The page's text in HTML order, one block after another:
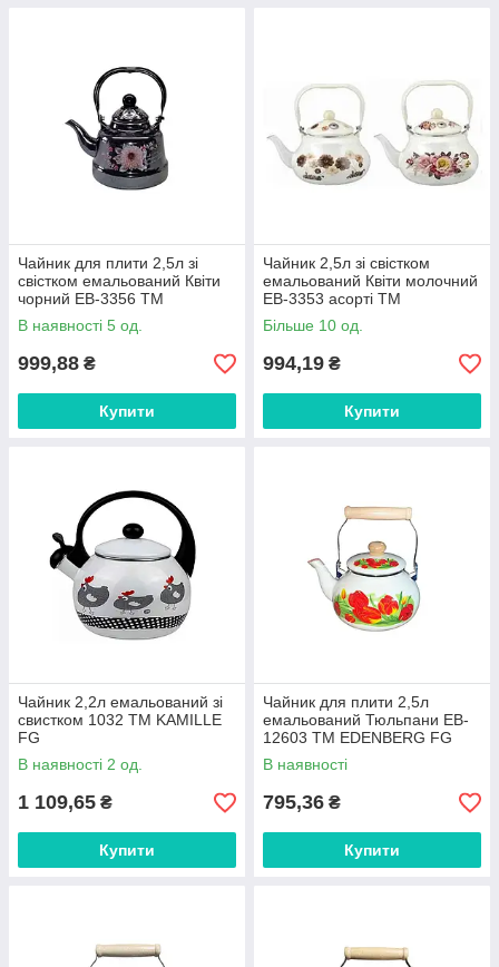
Чайник для плити 2,5л зі
свістком емальований Квіти
чорний EB-3356 ТМ
EDENBERG FG
В наявності 5 од.
999,88 ₴
Купити
Чайник 2,5л зі свістком
емальований Квіти молочний
EB-3353 асорті ТМ
EDENBERG FG
Більше 10 од.
994,19 ₴
Купити
Чайник 2,2л емальований зі
свистком 1032 ТМ KAMILLE
FG
В наявності 2 од.
1 109,65 ₴
Купити
Чайник для плити 2,5л
емальований Тюльпани EB-
12603 ТМ EDENBERG FG
В наявності
795,36 ₴
Купити